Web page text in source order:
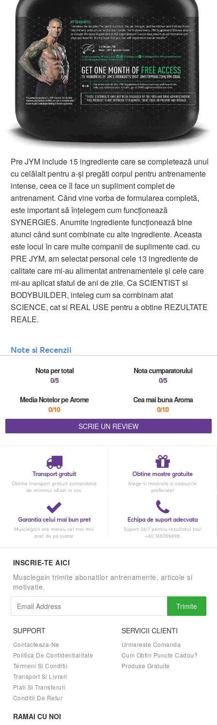
Pre JYM include 15 ingrediente care se completează unul
cu celălalt pentru a-și pregăti corpul pentru antrenamente
intense, ceea ce îl face un supliment complet de
antrenament. Când vine vorba de formularea completă,
este important să înțelegem cum funcționează
SYNERGIES. Anumite ingrediente funcționează bine
atunci când sunt combinate cu alte ingrediente. Aceasta
este locul în care multe companii de suplimente cad. cu
PRE JYM, am selectat personal cele 13 ingrediente de
calitate care mi-au alimentat antrenamentele și cele care
mi-au aplicat sfatul de ani de zile. Ca SCIENTIST si
BODYBUILDER, inteleg cum sa combinam atat
SCIENCE, cat si REAL USE pentru a obtine REZULTATE
REALE.
Note si Recenzii
Nota per total
0/5
Nota cumparatorului
0/5
Media Notelor pe Arome
0/10
Cea mai buna Aroma
0/10
SCRIE UN REVIEW
Transport gratuit
Obtine transport gratuit comandand
de minimul afisat in cos.
Obtine mostre gratuite
Alege-ti mostrele si cadourile
preferate!
Garantia celui mai bun pret
Musclegain are mereu cel mai mic
pret de pe piata!
Echipa de suport adecvata
Suport 24/7 pentru rezultatul tau!
+40 746786898
INSCRIE-TE AICI
Musclegain trimite abonatilor antrenamente, articole si
motivatie.
Trimite
SUPPORT
Contacteaza-Ne
Politica De Confidentialitate
Termeni Si Conditii
Transport Si Livrari
Plati Si Transferuri
Conditii De Retur
SERVICII CLIENTI
Urmareste Comanda
Cum Obtin Puncte Cadou?
Produse Gratuite
RAMAI CU NOI